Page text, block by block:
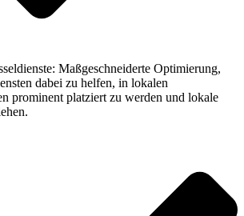
Maßgeschneiderte Optimierung,
dabei zu helfen, in lokalen
prominent platziert zu werden und lokale